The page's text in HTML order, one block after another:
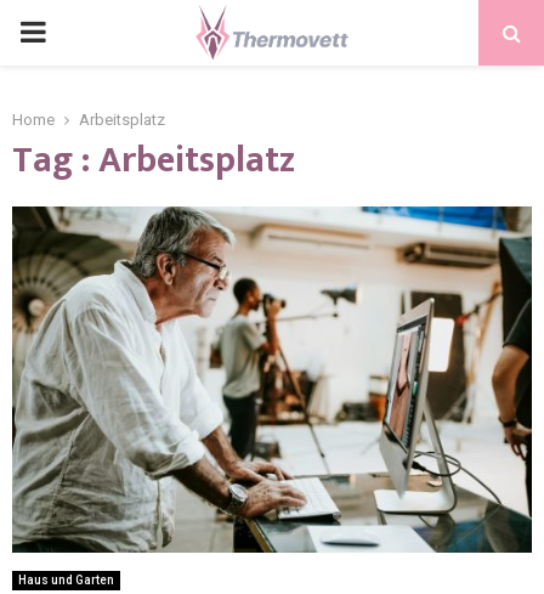
PRIMARY
Home Arbeitsplatz
Tag : Arbeitsplatz
Haus und Garten